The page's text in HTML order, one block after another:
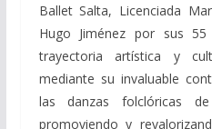
Ballet Salta, Licenciada
Hugo Jiménez por sus
trayectoria artística y
mediante su invaluable
las danzas folclóricas
promoviendo y